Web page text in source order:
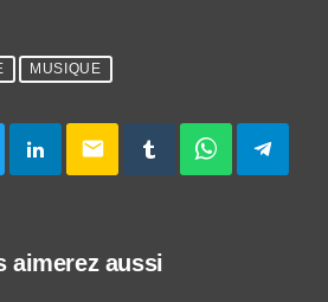
MUSIQUE
email
aimerez aussi